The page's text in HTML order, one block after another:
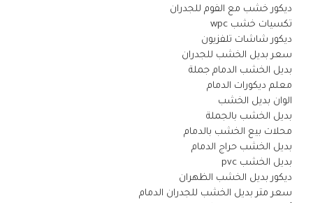
ديكور خشب مع الفوم للجدران
تكسيات خشب wpc
ديكور شاشات تلفزيون
سعر بديل الخشب للجدران
بديل الخشب الدمام جملة
معلم ديكورات الدمام
الوان بديل الخشب
بديل الخشب بالجملة
محلات بيع الخشب بالدمام
بديل الخشب حراج الدمام
بديل الخشب pvc
ديكور بديل الخشب الظهران
سعر متر بديل الخشب للجدران الدمام